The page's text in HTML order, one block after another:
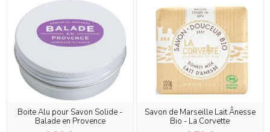
Boite Alu pour Savon Solide -
Balade en Provence
Savon de Marseille Lait Ânesse
Bio - La Corvette